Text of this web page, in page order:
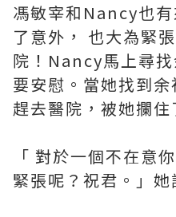
馮敏宰和Nancy也
了意外， 也大為緊
院！Nancy馬上尋
要安慰。當她找到
趕去醫院，被她攔住
「 對於一個不在意
緊張呢？祝君。」她